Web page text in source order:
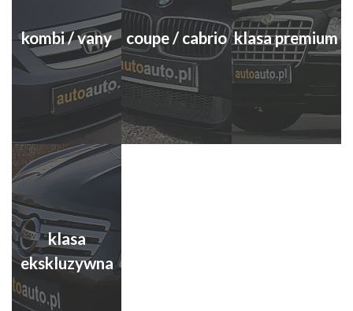
kombi / vany coupe / cabrio klasa premium
klasa
ekskluzywna